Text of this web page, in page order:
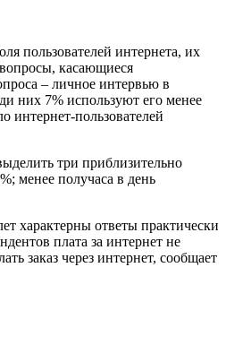
пользователей интернета, их
касающиеся
– личное интервью в
них 7% используют его менее
интернет-пользователей
три приблизительно
менее получаса в день
характерны ответы практически
плата за интернет не
заказ через интернет, сообщает